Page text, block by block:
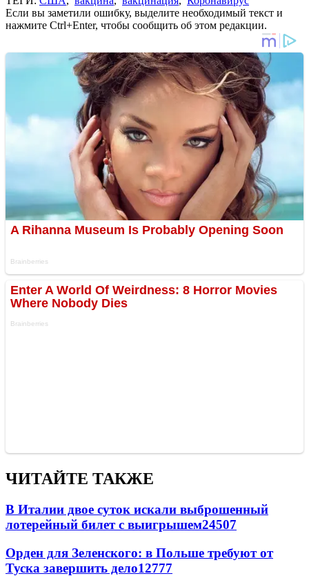
Если вы заметили ошибку, выделите необходимый текст и
нажмите Ctrl+Enter, чтобы сообщить об этом редакции.
ЧИТАЙТЕ ТАКЖЕ
В Италии двое суток искали выброшенный
лотерейный билет с выигрышем24507
Орден для Зеленского: в Польше требуют от
Туска завершить дело12777